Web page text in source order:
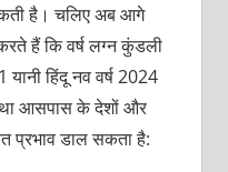
है। चलिए अब आगे
हैं कि वर्ष लग्न कुंडली
हिंदू नव वर्ष 2024
आसपास के देशों और
प्रभाव डाल सकता है: